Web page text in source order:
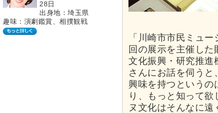
28日
出身地：埼玉県
趣味：演劇鑑賞、相撲観戦
「川崎市市民ミュ
回の展示を主催した
文化振興・研究推進
さんにお話を伺うと
興味を持つというの
り、もっと知って
ヌ文化はそんなに遠